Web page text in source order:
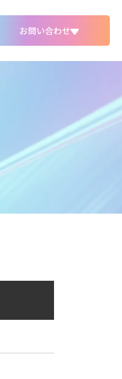
お問い合わせ